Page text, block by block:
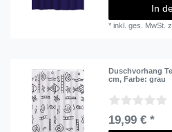
In
*inkl. ges. MwSt.
Duschvorhang
cm, Farbe: grau
19,99 € *